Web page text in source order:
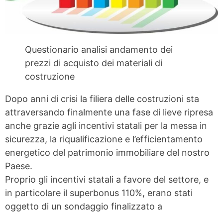
Questionario analisi andamento dei
prezzi di acquisto dei materiali di
costruzione
Dopo anni di crisi la filiera delle costruzioni sta
attraversando finalmente una fase di lieve ripresa
anche grazie agli incentivi statali per la messa in
sicurezza, la riqualificazione e l’efficientamento
energetico del patrimonio immobiliare del nostro
Paese.
Proprio gli incentivi statali a favore del settore, e
in particolare il superbonus 110%, erano stati
oggetto di un sondaggio finalizzato a